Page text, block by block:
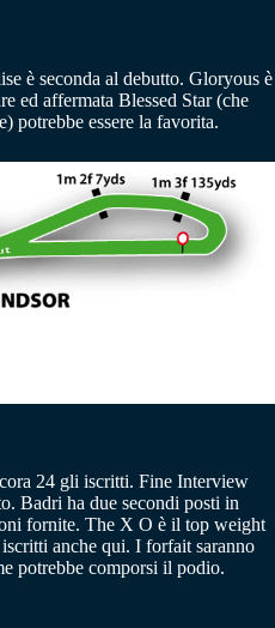
è seconda al debutto. Gloryous è
ed affermata Blessed Star (che
potrebbe essere la favorita.
24 gli iscritti. Fine Interview
Badri ha due secondi posti in
fornite. The X O è il top weight
anche qui. I forfait saranno
potrebbe comporsi il podio.